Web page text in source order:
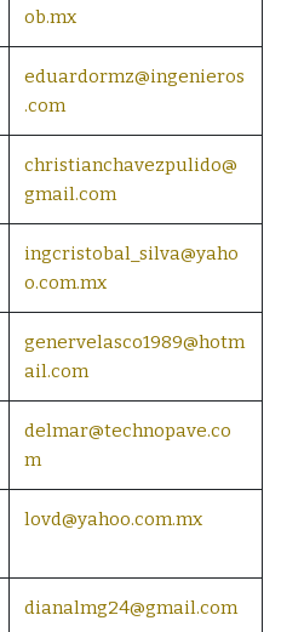
ob.mx
eduardormz@ingenieros
.com
christianchavezpulido@
gmail.com
ingcristobal_silva@yaho
o.com.mx
genervelasco1989@hotm
ail.com
delmar@technopave.co
m
lovd@yahoo.com.mx
dianalmg24@gmail.com